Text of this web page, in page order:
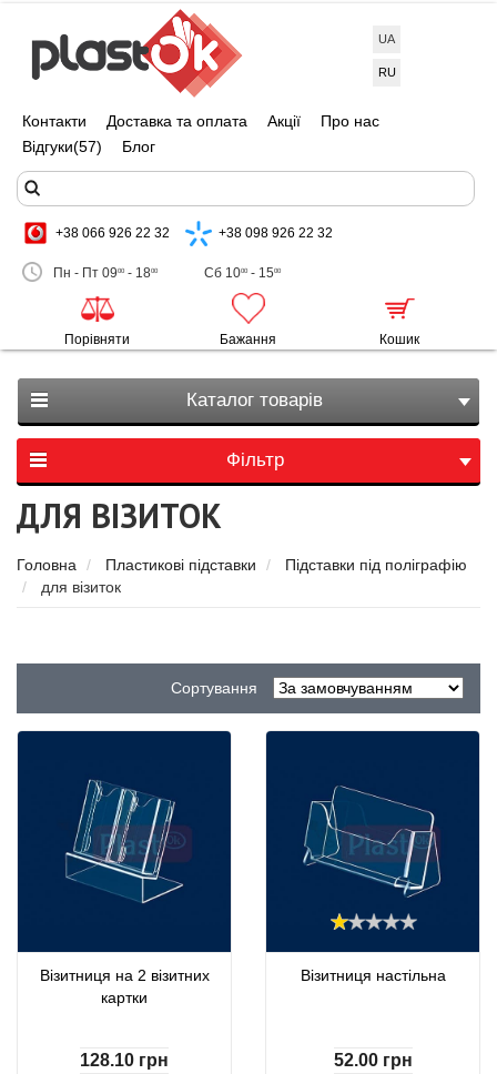
UA
RU
Контакти Доставка та оплата Акції
Про нас
Відгуки(57) Блог
+38 066 926 22 32 +38 098 926 22 32
Пн - Пт 0900 - 1800 Сб 1000 - 1500
Порівняти Бажання Кошик
Каталог товарів
Фільтр
ДЛЯ ВІЗИТОК
Головна Пластикові підставки
Підставки під поліграфію
для візиток
Сортування
Візитниця на 2 візитних
картки
128.10 грн
Візитниця настільна
52.00 грн